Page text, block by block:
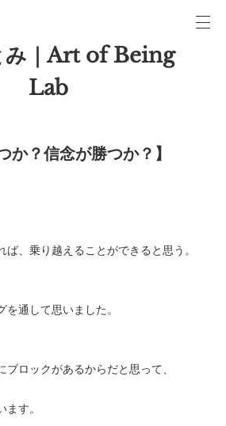
み｜Art of Being
Lab
か？信念が勝つか？】
、乗り越えることができると思う。
通して思いました。
ロックがあるからだと思って、
す。